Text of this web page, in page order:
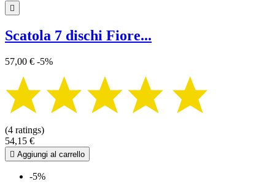

Scatola 7 dischi Fiore...
57,00 € -5%
(4 ratings)
54,15 €
 Aggiungi al carrello
-5%